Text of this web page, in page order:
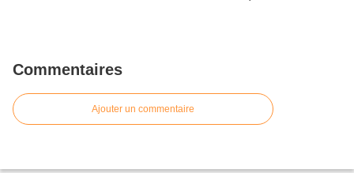
Commentaires
Ajouter un commentaire